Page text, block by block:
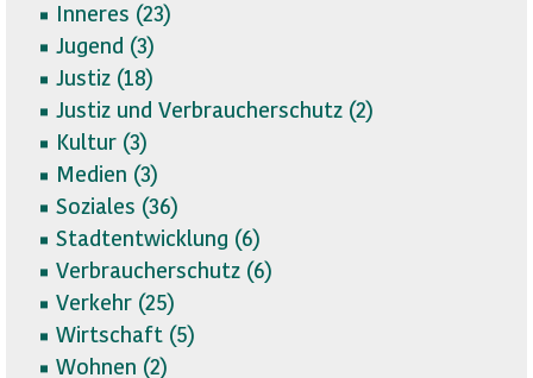
Inneres (23)
Jugend (3)
Justiz (18)
Justiz und Verbraucherschutz (2)
Kultur (3)
Medien (3)
Soziales (36)
Stadtentwicklung (6)
Verbraucherschutz (6)
Verkehr (25)
Wirtschaft (5)
Wohnen (2)